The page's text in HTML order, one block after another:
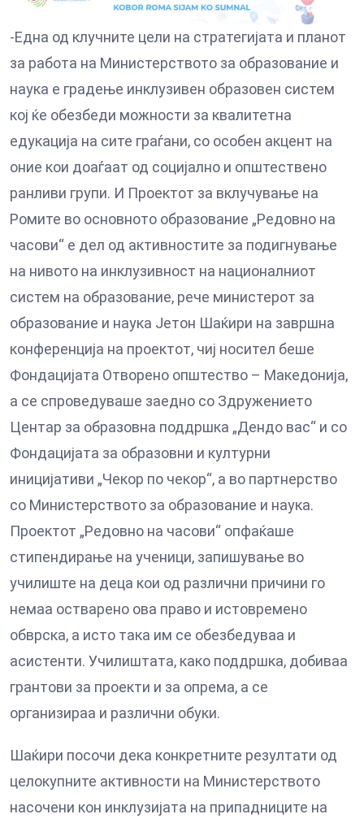
-Една од клучните цели на стратегијата и планот
за работа на Министерството за образование и
наука е градење инклузивен образовен систем
кој ќе обезбеди можности за квалитетна
едукација на сите граѓани, со особен акцент на
оние кои доаѓаат од социјално и општествено
ранливи групи. И Проектот за вклучување на
Ромите во основното образование „Редовно на
часови“ е дел од активностите за подигнување
на нивото на инклузивност на националниот
систем на образование, рече министерот за
образование и наука Јетон Шаќири на завршна
конференција на проектот, чиј носител беше
Фондацијата Отворено општество – Македонија,
а се спроведуваше заедно со Здружението
Центар за образовна поддршка „Дендо вас“ и со
Фондацијата за образовни и културни
иницијативи „Чекор по чекор“, а во партнерство
со Министерството за образование и наука.
Проектот „Редовно на часови“ опфаќаше
стипендирање на ученици, запишување во
училиште на деца кои од различни причини го
немаа остварено ова право и истовремено
обврска, а исто така им се обезбедуваа и
асистенти. Училиштата, како поддршка, добиваа
грантови за проекти и за опрема, а се
организираа и различни обуки.
Шаќири посочи дека конкретните резултати од
целокупните активности на Министерството
насочени кон инклузијата на припадниците на